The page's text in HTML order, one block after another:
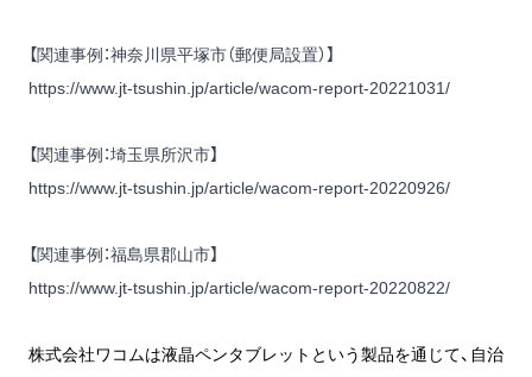
【関連事例：神奈川県平塚市（郵便局設置）】
https://www.jt-tsushin.jp/article/wacom-report-20221031/
【関連事例：埼玉県所沢市】
https://www.jt-tsushin.jp/article/wacom-report-20220926/
【関連事例：福島県郡山市】
https://www.jt-tsushin.jp/article/wacom-report-20220822/
株式会社ワコムは液晶ペンタブレットという製品を通じて、自治